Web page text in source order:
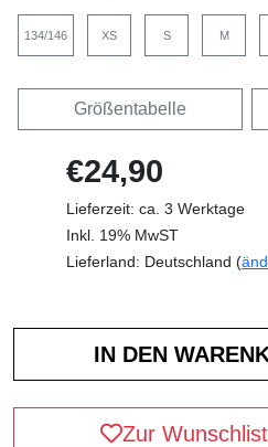
134/146 XS S M
Größentabelle
€24,90
Lieferzeit: ca. 3 Werktage
Inkl. 19% MwST
Lieferland: Deutschland (
Zur